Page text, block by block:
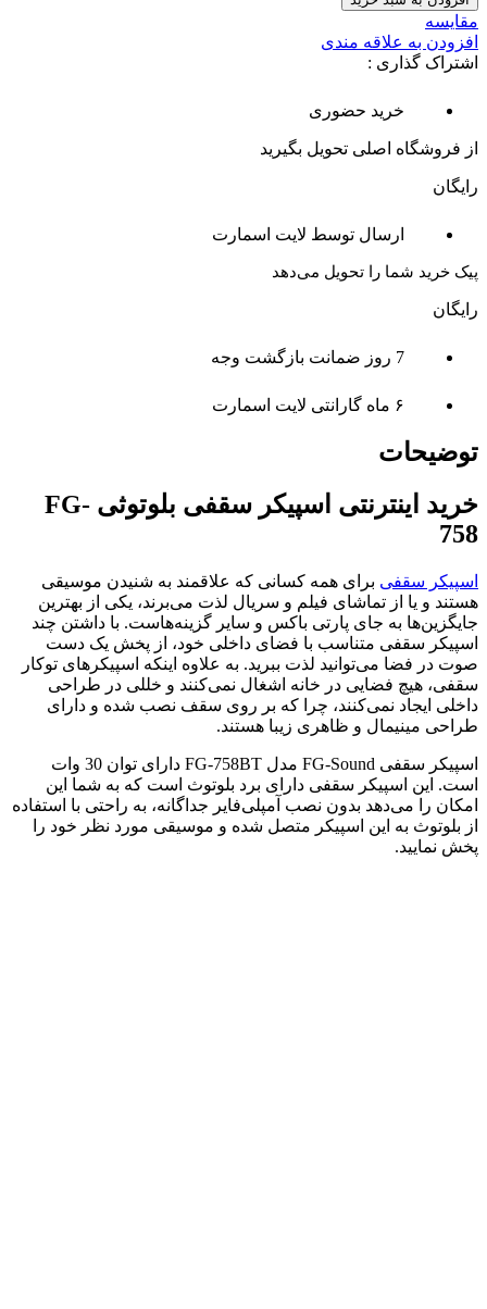
مقایسه
افزودن به علاقه مندی
اشتراک گذاری :
خرید حضوری
از فروشگاه اصلی تحویل بگیرید
رایگان
ارسال توسط لایت اسمارت
پیک خرید شما را تحویل می‌دهد
رایگان
7 روز ضمانت بازگشت وجه
۶ ماه گارانتی لایت اسمارت
توضیحات
خرید اینترنتی اسپیکر سقفی بلوتوثی FG-
758
اسپیکر سقفی برای همه کسانی که علاقمند به شنیدن موسیقی
هستند و یا از تماشای فیلم و سریال لذت می‌برند، یکی از بهترین
جایگزین‌ها به جای پارتی باکس و سایر گزینه‌هاست. با داشتن چند
اسپیکر سقفی متناسب با فضای داخلی خود، از پخش یک دست
صوت در فضا می‌توانید لذت ببرید. به علاوه اینکه اسپیکرهای توکار
سقفی، هیچ فضایی در خانه اشغال نمی‌کنند و خللی در طراحی
داخلی ایجاد نمی‌کنند، چرا که بر روی سقف نصب شده و دارای
طراحی مینیمال و ظاهری زیبا هستند.
اسپیکر سقفی FG-Sound مدل FG-758BT دارای توان 30 وات
است. این اسپیکر سقفی دارای برد بلوتوث است که به شما این
امکان را می‌دهد بدون نصب آمپلی‌فایر جداگانه، به راحتی با استفاده
از بلوتوث به این اسپیکر متصل شده و موسیقی مورد نظر خود را
پخش نمایید.